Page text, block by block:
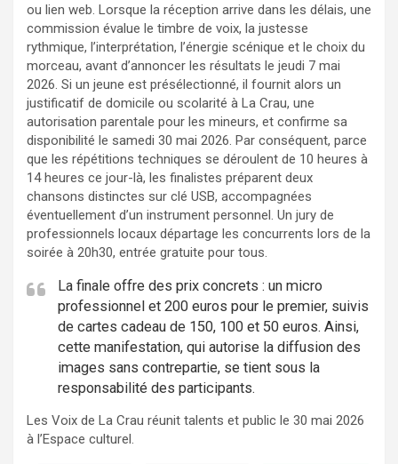
ou lien web. Lorsque la réception arrive dans les délais, une
commission évalue le timbre de voix, la justesse
rythmique, l’interprétation, l’énergie scénique et le choix du
morceau, avant d’annoncer les résultats le jeudi 7 mai
2026. Si un jeune est présélectionné, il fournit alors un
justificatif de domicile ou scolarité à La Crau, une
autorisation parentale pour les mineurs, et confirme sa
disponibilité le samedi 30 mai 2026. Par conséquent, parce
que les répétitions techniques se déroulent de 10 heures à
14 heures ce jour-là, les finalistes préparent deux
chansons distinctes sur clé USB, accompagnées
éventuellement d’un instrument personnel. Un jury de
professionnels locaux départage les concurrents lors de la
soirée à 20h30, entrée gratuite pour tous.
La finale offre des prix concrets : un micro
professionnel et 200 euros pour le premier, suivis
de cartes cadeau de 150, 100 et 50 euros. Ainsi,
cette manifestation, qui autorise la diffusion des
images sans contrepartie, se tient sous la
responsabilité des participants.
Les Voix de La Crau réunit talents et public le 30 mai 2026
à l’Espace culturel.